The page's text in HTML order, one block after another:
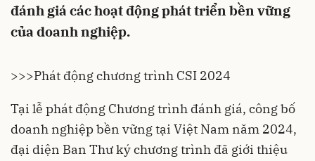
đánh giá các hoạt động phát triển bền vững
của doanh nghiệp.
>>>Phát động chương trình CSI 2024
Tại lễ phát động Chương trình đánh giá, công bố
doanh nghiệp bền vững tại Việt Nam năm 2024,
đại diện Ban Thư ký chương trình đã giới thiệu